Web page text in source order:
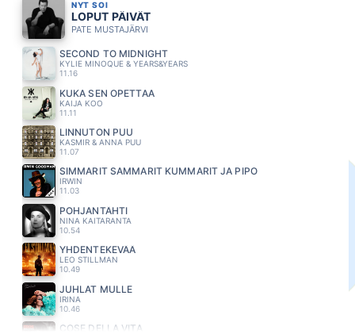
NYT SOI
LOPUT PÄIVÄT
PATE MUSTAJÄRVI
SECOND TO MIDNIGHT
KYLIE MINOQUE & YEARS&YEARS
11.16
KUKA SEN OPETTAA
KAIJA KOO
11.11
LINNUTON PUU
KASMIR & ANNA PUU
11.07
SIMMARIT SAMMARIT KUMMARIT JA PIPO
IRWIN
11.03
POHJANTÄHTI
NINA KAITARANTA
10.54
YHDENTEKEVÄÄ
LEO STILLMAN
10.49
JUHLAT MULLE
IRINA
10.46
COSE DELLA VITA